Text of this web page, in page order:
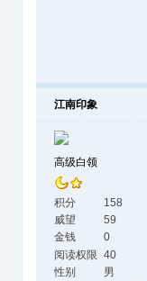
江南印象
高级白领
积分
158
威望
59
金钱
0
阅读权限 40
性别
男